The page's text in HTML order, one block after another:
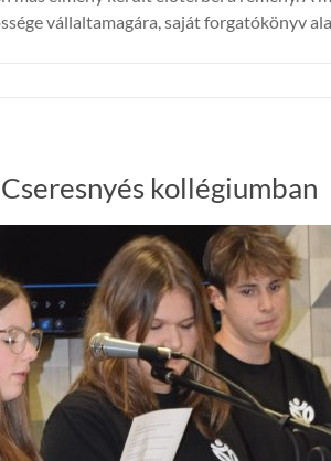
vállaltamagára, saját forgatókönyv
kollégiumban